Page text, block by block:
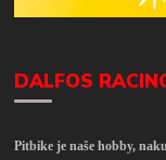
DALFOS
Pitbike je naše hobby,